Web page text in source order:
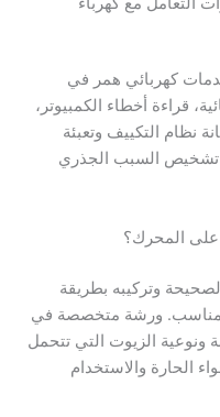
كهربائي همر في
قراءة أخطاء الكمبيوتر،
نظام التكييف وتعبئة
تشخيص السبب الجذري
على المحرك؟
وتركيبه بطريقة
ورشة متخصصة في
ونوعية الزيوت التي تتحمل
الحارة والاستخدام